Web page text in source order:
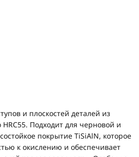
и плоскостей деталей из
Подходит для черновой и
покрытие TiSiAlN, которое
к окислению и обеспечивает